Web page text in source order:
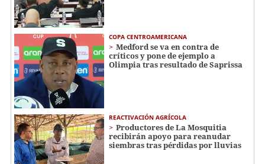
COPA CENTROAMERICANA
Medford se va en contra de
críticos y pone de ejemplo a
Olimpia tras resultado de Saprissa
REACTIVACIÓN AGRÍCOLA
Productores de La Mosquitia
recibirán apoyo para reanudar
siembras tras pérdidas por lluvias